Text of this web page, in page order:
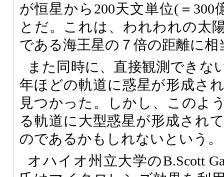
が恒星から200天文単位(＝300
とだ。これは、われわれの太
である海王星の７倍の距離に相
また同時に、直接観測できな
年ほどの軌道に惑星が形成さ
見つかった。しかし、このよ
る軌道に大型惑星が形成され
のであるかもしれないという。
オハイオ州立大学のB.Scott